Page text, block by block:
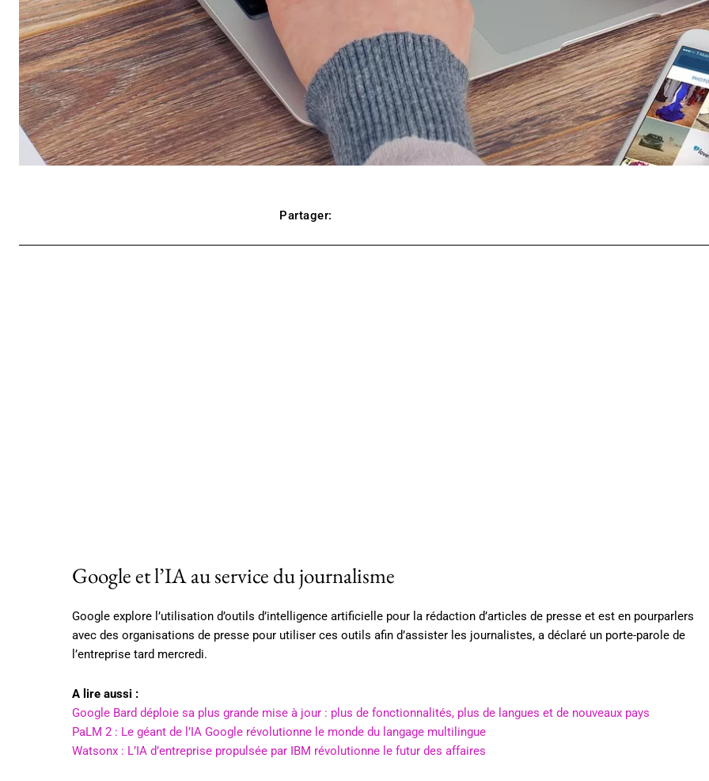
Partager:
Google et l’IA au service du journalisme
Google explore l’utilisation d’outils d’intelligence artificielle pour la rédaction d’articles de presse et est en pourparlers
avec des organisations de presse pour utiliser ces outils afin d’assister les journalistes, a déclaré un porte-parole de
l’entreprise tard mercredi.
A lire aussi :
Google Bard déploie sa plus grande mise à jour : plus de fonctionnalités, plus de langues et de nouveaux pays
PaLM 2 : Le géant de l’IA Google révolutionne le monde du langage multilingue
Watsonx : L’IA d’entreprise propulsée par IBM révolutionne le futur des affaires